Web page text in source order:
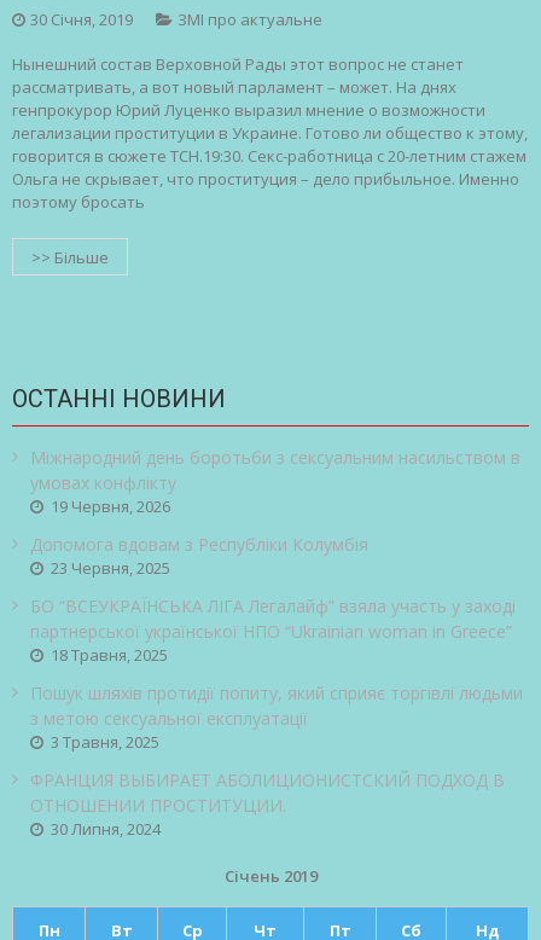
30 Січня, 2019 ЗМІ про актуальне
Нынешний состав Верховной Рады этот вопрос не станет
рассматривать, а вот новый парламент – может. На днях
генпрокурор Юрий Луценко выразил мнение о возможности
легализации проституции в Украине. Готово ли общество к этому,
говорится в сюжете ТСН.19:30. Секс-работница с 20-летним стажем
Ольга не скрывает, что проституция – дело прибыльное. Именно
поэтому бросать
>> Більше
ОСТАННІ НОВИНИ
Міжнародний день боротьби з сексуальним насильством в
умовах конфлікту
19 Червня, 2026
Допомога вдовам з Республіки Колумбія
23 Червня, 2025
БО “ВСЕУКРАЇНСЬКА ЛІГА Легалайф” взяла участь у заході
партнерської української НПО “Ukrainian woman in Greece”
18 Травня, 2025
Пошук шляхів протидії попиту, який сприяє торгівлі людьми
з метою сексуальної експлуатації
3 Травня, 2025
ФРАНЦИЯ ВЫБИРАЕТ АБОЛИЦИОНИСТСКИЙ ПОДХОД В
ОТНОШЕНИИ ПРОСТИТУЦИИ.
30 Липня, 2024
Січень 2019
Пн Вт Ср Чт Пт Сб Нд